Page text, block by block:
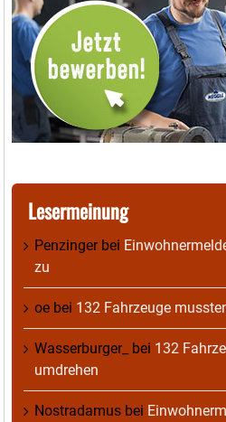
Lesermeinung
Penzingerbei
zu
oe bei 132 Fahrzeuge
Wasserburger_ bei 132
umdrehen
Nostradamus bei